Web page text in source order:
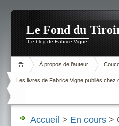
Le Fond du
Le blog de Fabrice Vigne
À propos de l’auteur
Les livres de Fabrice Vigne publiés chez
Accueil > En cours >